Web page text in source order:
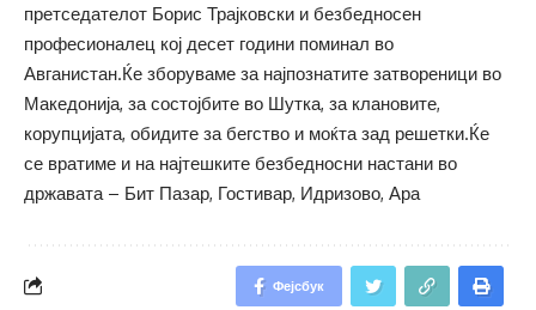
претседателот Борис Трајковски и безбедносен
професионалец кој десет години поминал во
Авганистан.Ќе зборуваме за најпознатите затвореници во
Македонија, за состојбите во Шутка, за клановите,
корупцијата, обидите за бегство и моќта зад решетки.Ќе
се вратиме и на најтешките безбедносни настани во
државата – Бит Пазар, Гостивар, Идризово, Ара
Фејсбук